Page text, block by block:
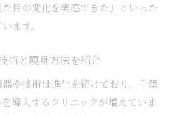
目の変化を実感できた」といった
ます。
術と痩身方法を紹介
や技術は進化を続けており、千葉
導入するクリニックが増えていま